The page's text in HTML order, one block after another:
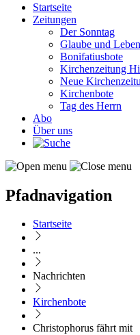
Startseite
Zeitungen
Der Sonntag
Glaube und Leben
Bonifatiusbote
Kirchenzeitung
Neue
Kirchenbote
Tag des Herrn
Abo
Über uns
Pfadnavigation
Startseite
...
Nachrichten
Kirchenbote
Christophorus fährt mit